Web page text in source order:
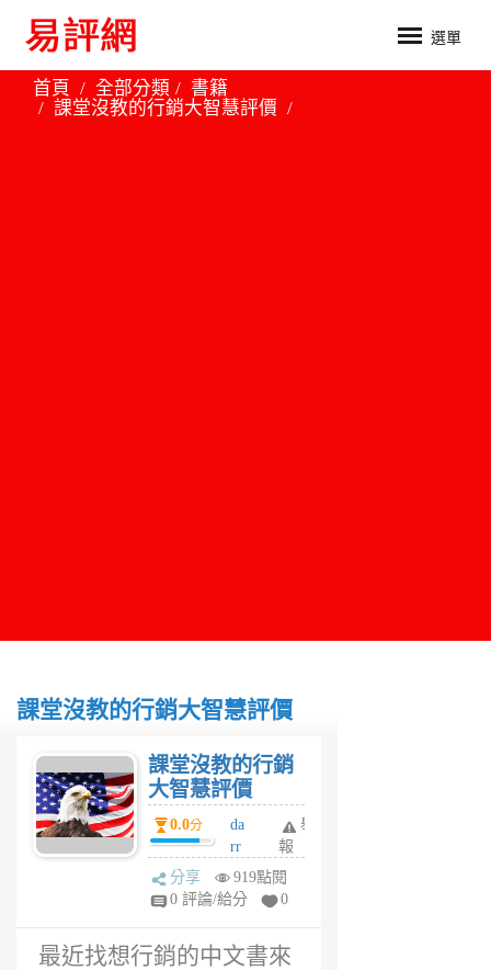
選單
首頁 全部分類
書籍
課堂沒教的行銷大智慧評價
課堂沒教的行銷大智慧評價
課堂沒教的行銷
大智慧評價
0.0分
da
rr
en
6
舉
報
分享
919點閱
0 評論/給分
0
最近找想行銷的中文書來